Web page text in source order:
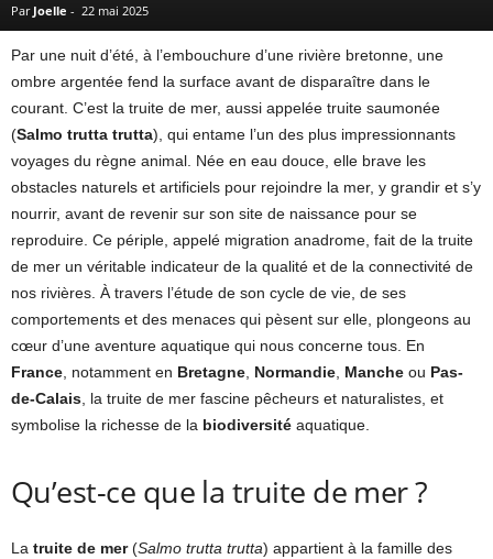
Par Joelle - 22 mai 2025
Par une nuit d’été, à l’embouchure d’une rivière bretonne, une
ombre argentée fend la surface avant de disparaître dans le
courant. C’est la truite de mer, aussi appelée truite saumonée
(Salmo trutta trutta), qui entame l’un des plus impressionnants
voyages du règne animal. Née en eau douce, elle brave les
obstacles naturels et artificiels pour rejoindre la mer, y grandir et s’y
nourrir, avant de revenir sur son site de naissance pour se
reproduire. Ce périple, appelé migration anadrome, fait de la truite
de mer un véritable indicateur de la qualité et de la connectivité de
nos rivières. À travers l’étude de son cycle de vie, de ses
comportements et des menaces qui pèsent sur elle, plongeons au
cœur d’une aventure aquatique qui nous concerne tous. En
France, notamment en Bretagne, Normandie, Manche ou Pas-
de-Calais, la truite de mer fascine pêcheurs et naturalistes, et
symbolise la richesse de la biodiversité aquatique.
Qu’est-ce que la truite de mer ?
La truite de mer(Salmo trutta trutta) appartient à la famille des